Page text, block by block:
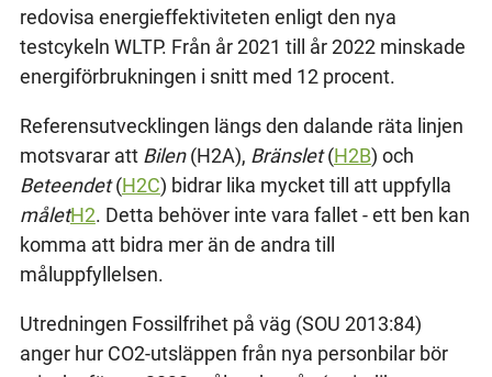
redovisa energieffektiviteten enligt den nya
testcykeln WLTP. Från år 2021 till år 2022 minskade
energiförbrukningen i snitt med 12 procent.
Referensutvecklingen längs den dalande räta linjen
motsvarar att Bilen(H2A), Bränslet(H2B) och
Beteendet(H2C) bidrar lika mycket till att uppfylla
måletH2. Detta behöver inte vara fallet - ett ben kan
komma att bidra mer än de andra till
måluppfyllelsen.
Utredningen Fossilfrihet på väg (SOU 2013:84)
anger hur CO2-utsläppen från nya personbilar bör